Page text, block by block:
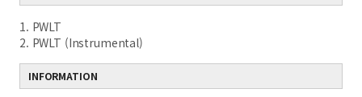
1. PWLT
2. PWLT (Instrumental)
INFORMATION